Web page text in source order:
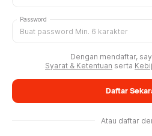
Password
Dengan mendaftar,
Syarat & Ketentuan serta
Daftar
Atau daftar